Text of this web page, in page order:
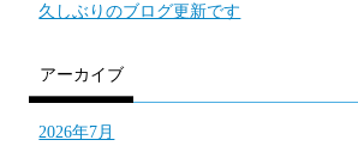
久しぶりのブログ更新です
アーカイブ
2026年7月